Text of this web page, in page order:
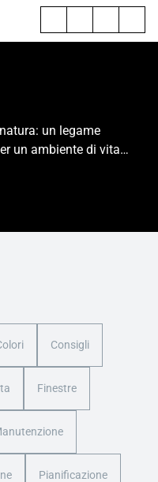
un legame
un ambiente di vita
Consigli
Finestre
Pianificazione